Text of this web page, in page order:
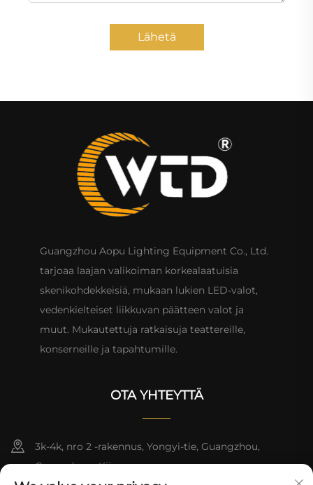
Lähetä
Guangzhou Aopu Lighting Equipment Co., Ltd.
tarjoaa laajan valikoiman korkealaatuisia
skenikohdekkeisiä, mukaan lukien LED-valot,
vedenkielteiset liikkuvan päätteen valot ja
muut. Mukautettuja ratkaisuja teattereille,
konserneille ja tapahtumille.
OTA YHTEYTTÄ
3k-4k, nro 2 -rakennus, Yongyi-tie, Guangzhou,
Guangdong, Kiina